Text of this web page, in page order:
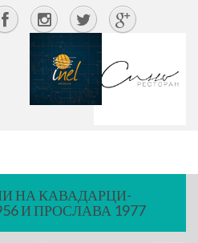
НА КАВАДАРЦИ-
И ПРОСЛАВА 1977